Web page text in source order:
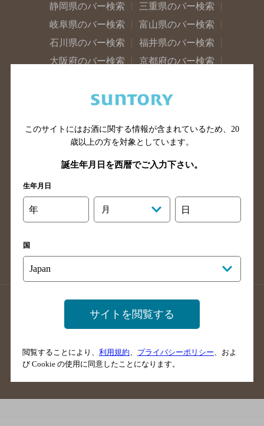
静岡県のバー検索
三重県のバー検索
岐阜県のバー検索
富山県のバー検索
石川県のバー検索
福井県のバー検索
大阪府のバー検索
京都府のバー検索
滋賀県のバー検索
和歌山県のバー検索
山口県のバー検索
鳥取県のバー検索
香川県のバー検索
愛媛県のバー検索
高知県のバー検索
長崎県のバー検索
佐賀県のバー検索
大分県のバー検索
熊本県のバー検索
このサイトにはお酒に関する情報が含まれているため、 20
歳以上の方を対象としています。
誕生年月日を西暦でご入力下さい。
生年月日
年 月 日
国
サイトを閲覧する
閲覧することにより、 利用規約、 プライバシーポリシー、およ
び Cookie の使用に同意したことになります。